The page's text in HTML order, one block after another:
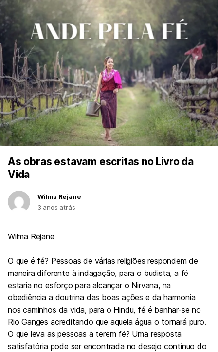
As obras estavam escritas no Livro da
Vida
Wilma Rejane
3 anos atrás
Wilma Rejane
O que é fé? Pessoas de várias religiões respondem de
maneira diferente à indagação, para o budista, a fé
estaria no esforço para alcançar o Nirvana, na
obediência a doutrina das boas ações e da harmonia
nos caminhos da vida, para o Hindu, fé é banhar-se no
Rio Ganges acreditando que aquela água o tornará puro.
O que leva as pessoas a terem fé? Uma resposta
satisfatória pode ser encontrada no desejo contínuo do